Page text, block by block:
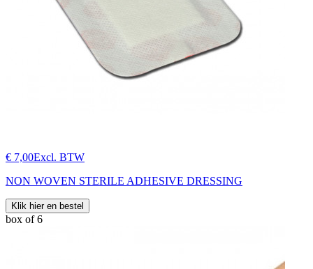
€ 7,00Excl. BTW
NON WOVEN STERILE ADHESIVE DRESSING
Klik hier en bestel
box of 6